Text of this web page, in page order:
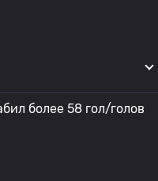
более 58 гол/голов